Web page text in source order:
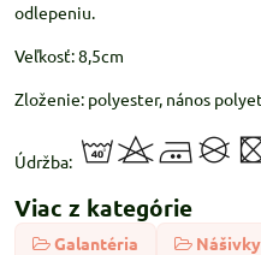
odlepeniu.
Veľkosť: 8,5cm
Zloženie: polyester, nános
Údržba:
Viac z kategórie
Galantéria